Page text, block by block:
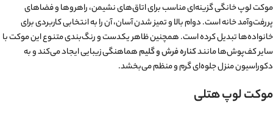
موکت لوپ خانگی گزینه‌ای مناسب برای اتاق‌های نشیمن، راهروها و فضاهای
پررفت‌وآمد خانه است. دوام بالا و تمیز شدن آسان، آن را به انتخابی کاربردی برای
خانواده‌ها تبدیل کرده است. همچنین ظاهر یکدست و رنگ‌بندی متنوع این موکت با
سایر کف‌پوش‌ها مانندکناره فرش و گلیمهماهنگی زیبایی ایجاد می‌کند و به
دکوراسیون منزل جلوه‌ای گرم و منظم می‌بخشد.
موکت لوپ هتلی